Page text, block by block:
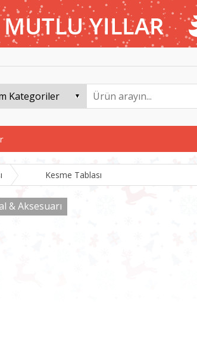
Kesme Tablası
& Aksesuarı